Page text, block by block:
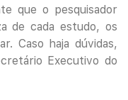
que o pesquisador
de cada estudo, os
Caso haja dúvidas,
Executivo do